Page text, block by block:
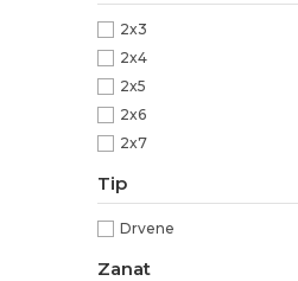
2x3
2x4
2x5
2x6
2x7
Tip
Drvene
Zanat